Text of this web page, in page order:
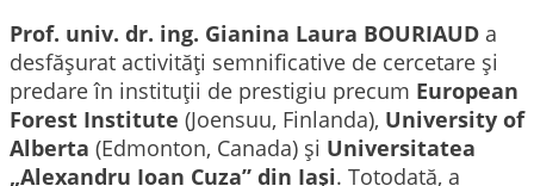
Prof. univ. dr. ing. Gianina Laura BOURIAUD a
desfășurat activități semnificative de cercetare și
predare în instituții de prestigiu precum European
Forest Institute (Joensuu, Finlanda), University of
Alberta (Edmonton, Canada) și Universitatea
„Alexandru Ioan Cuza” din Iași. Totodată, a